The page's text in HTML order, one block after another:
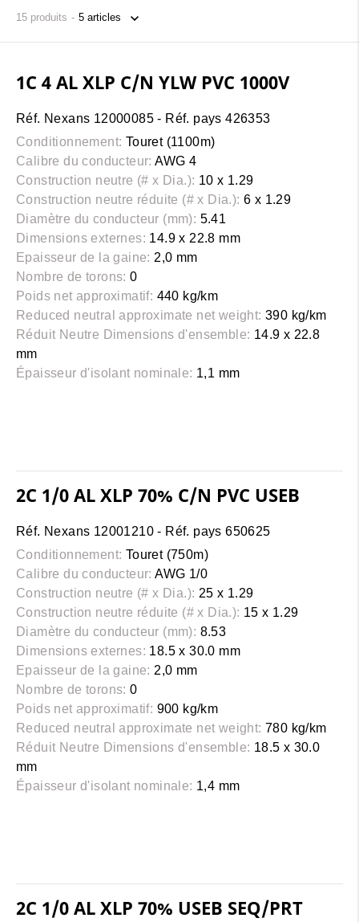
15 produits
1C 4 AL XLP C/N YLW PVC 1000V
Réf. Nexans 12000085 - Réf. pays 426353
Conditionnement: Touret (1100m)
Calibre du conducteur: AWG 4
Construction neutre (# x Dia.): 10 x 1.29
Construction neutre réduite (# x Dia.): 6 x 1.29
Diamètre du conducteur (mm): 5.41
Dimensions externes: 14.9 x 22.8 mm
Epaisseur de la gaine: 2,0 mm
Nombre de torons: 0
Poids net approximatif: 440 kg/km
Reduced neutral approximate net weight: 390 kg/km
Réduit Neutre Dimensions d'ensemble: 14.9 x 22.8
mm
Épaisseur d'isolant nominale: 1,1 mm
2C 1/0 AL XLP 70% C/N PVC USEB
Réf. Nexans 12001210 - Réf. pays 650625
Conditionnement: Touret (750m)
Calibre du conducteur: AWG 1/0
Construction neutre (# x Dia.): 25 x 1.29
Construction neutre réduite (# x Dia.): 15 x 1.29
Diamètre du conducteur (mm): 8.53
Dimensions externes: 18.5 x 30.0 mm
Epaisseur de la gaine: 2,0 mm
Nombre de torons: 0
Poids net approximatif: 900 kg/km
Reduced neutral approximate net weight: 780 kg/km
Réduit Neutre Dimensions d'ensemble: 18.5 x 30.0
mm
Épaisseur d'isolant nominale: 1,4 mm
2C 1/0 AL XLP 70% USEB SEQ/PRT